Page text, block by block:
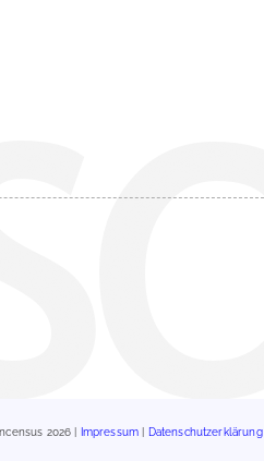
2026 | Impressum Datenschutzerklärung